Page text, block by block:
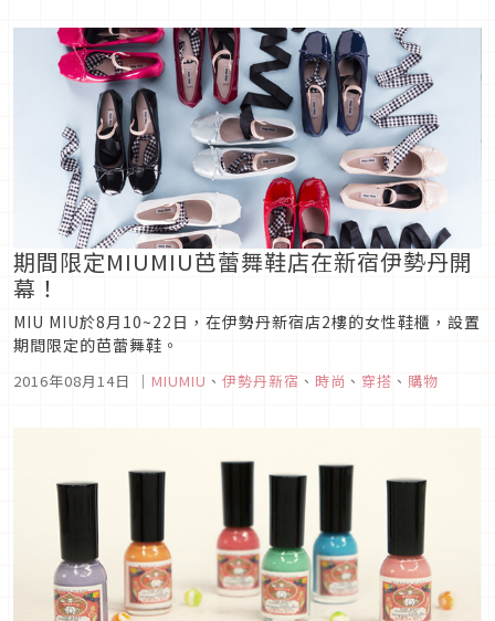
期間限定MIUMIU芭蕾舞鞋店在新宿伊勢丹開
幕！
MIU MIU於8月10~22日，在伊勢丹新宿店2樓的女性鞋櫃，設置
期間限定的芭蕾舞鞋。
2016年08月14日 ｜ MIUMIU 、 伊勢丹新宿 、 時尚 、 穿搭 、 購物